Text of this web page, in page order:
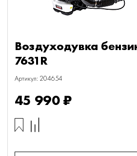
Воздуходувка
7631R
Артикул: 204654
45 990 ₽